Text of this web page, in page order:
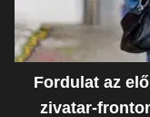
Fordulat az
zivatar-